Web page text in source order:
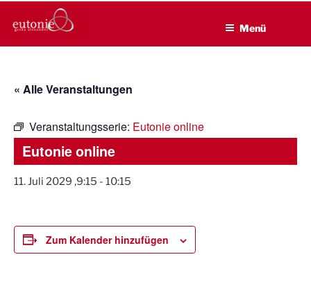
Inhalt
EUTONIE.DE
Lebensbalance durch körperliche Selbsterfahrung
Menü
« Alle Veranstaltungen
Veranstaltungsserie: Eutonie online
Eutonie online
11. Juli 2029 ,9:15 - 10:15
Zum Kalender hinzufügen